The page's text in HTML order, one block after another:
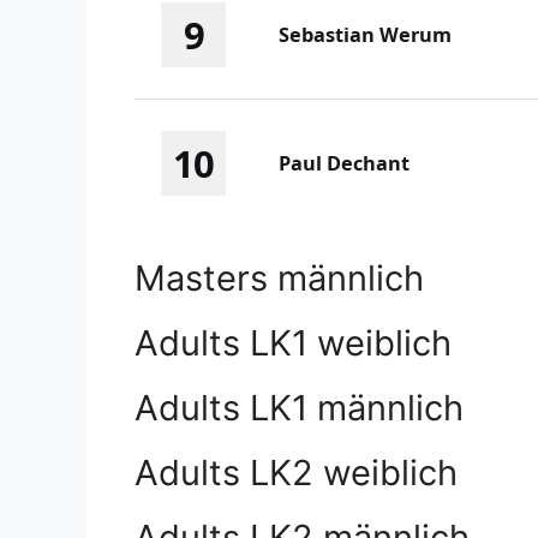
9 Sebastian Werum
10 Paul Dechant
Masters männlich
Adults LK1 weiblich
Adults LK1 männlich
Adults LK2 weiblich